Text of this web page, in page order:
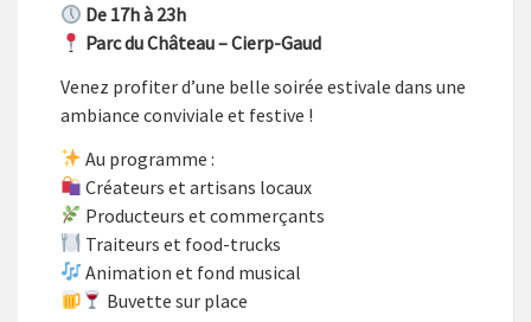
De 17h à 23h
Parc du Château – Cierp-Gaud
Venez profiter d’une belle soirée estivale dans une
ambiance conviviale et festive !
Au programme :
Créateurs et artisans locaux
Producteurs et commerçants
Traiteurs et food-trucks
Animation et fond musical
Buvette sur place